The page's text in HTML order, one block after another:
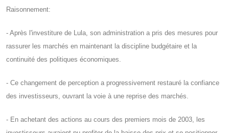
Raisonnement:
- Après l'investiture de Lula, son administration a pris des mesures pour
rassurer les marchés en maintenant la discipline budgétaire et la
continuité des politiques économiques.
- Ce changement de perception a progressivement restauré la confiance
des investisseurs, ouvrant la voie à une reprise des marchés.
- En achetant des actions au cours des premiers mois de 2003, les